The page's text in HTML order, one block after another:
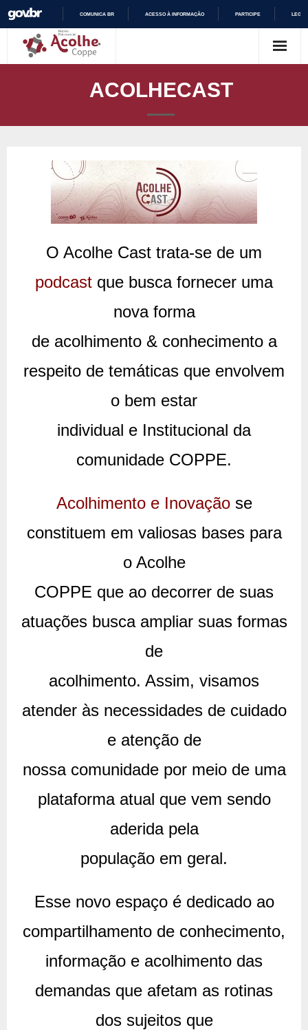
E
Ú
D
O
COMUNICA BR ACESSO À INFORMAÇÃO PARTICIPE
ACOLHECAST
O Acolhe Cast trata-se de um
podcast que busca fornecer uma
nova forma
de acolhimento & conhecimento a
respeito de temáticas que envolvem
o bem estar
individual e Institucional da
comunidade COPPE.
Acolhimento e Inovação se
constituem em valiosas bases para
o Acolhe
COPPE que ao decorrer de suas
atuações busca ampliar suas formas
de
acolhimento. Assim, visamos
atender às necessidades de cuidado
e atenção de
nossa comunidade por meio de uma
plataforma atual que vem sendo
aderida pela
população em geral.
Esse novo espaço é dedicado ao
compartilhamento de conhecimento,
informação e acolhimento das
demandas que afetam as rotinas
dos sujeitos que